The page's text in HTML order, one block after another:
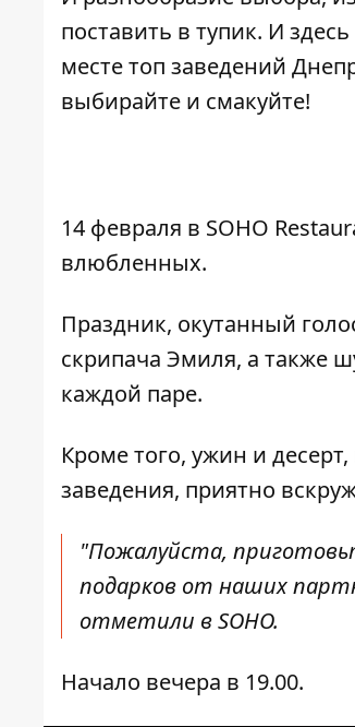
поставить в тупик. И
месте топ заведений
выбирайте и смакуйте!
14 февраля в SOHO
влюбленных.
Праздник, окутанный
скрипача Эмиля, а также
каждой паре.
Кроме того, ужин и
заведения, приятно
"Пожалуйста,
подарков от наших
отметили в SOHO.
Начало вечера в 19.00.